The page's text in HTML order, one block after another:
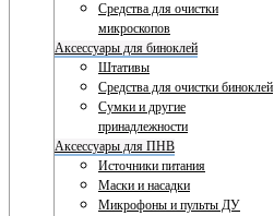
Средства для очистки
микроскопов
Аксессуары для биноклей
Штативы
Средства для очистки биноклей
Сумки и другие
принадлежности
Аксессуары для ПНВ
Источники питания
Маски и насадки
Микрофоны и пульты ДУ